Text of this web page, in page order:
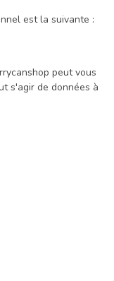
est la suivante :
peut vous
s'agir de données à